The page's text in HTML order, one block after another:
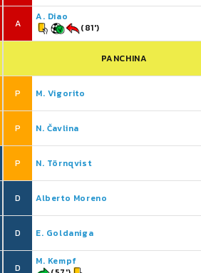
A
A. Diao
(81')
PANCHINA
P M. Vigorito
P N. Čavlina
P N. Törnqvist
D Alberto Moreno
D E. Goldaniga
D
M. Kempf